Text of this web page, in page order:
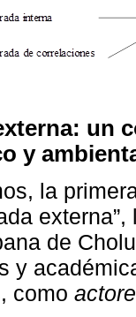
un
y
la
de
y
como